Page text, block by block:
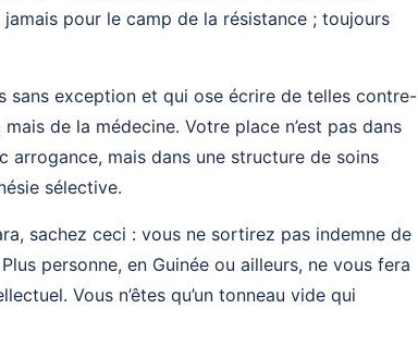
pour le camp de la résistance ; toujours
sans exception et qui ose écrire de telles contre-
de la médecine. Votre place n’est pas dans
arrogance, mais dans une structure de soins
sélective.
sachez ceci : vous ne sortirez pas indemne de
personne, en Guinée ou ailleurs, ne vous fera
Vous n’êtes qu’un tonneau vide qui